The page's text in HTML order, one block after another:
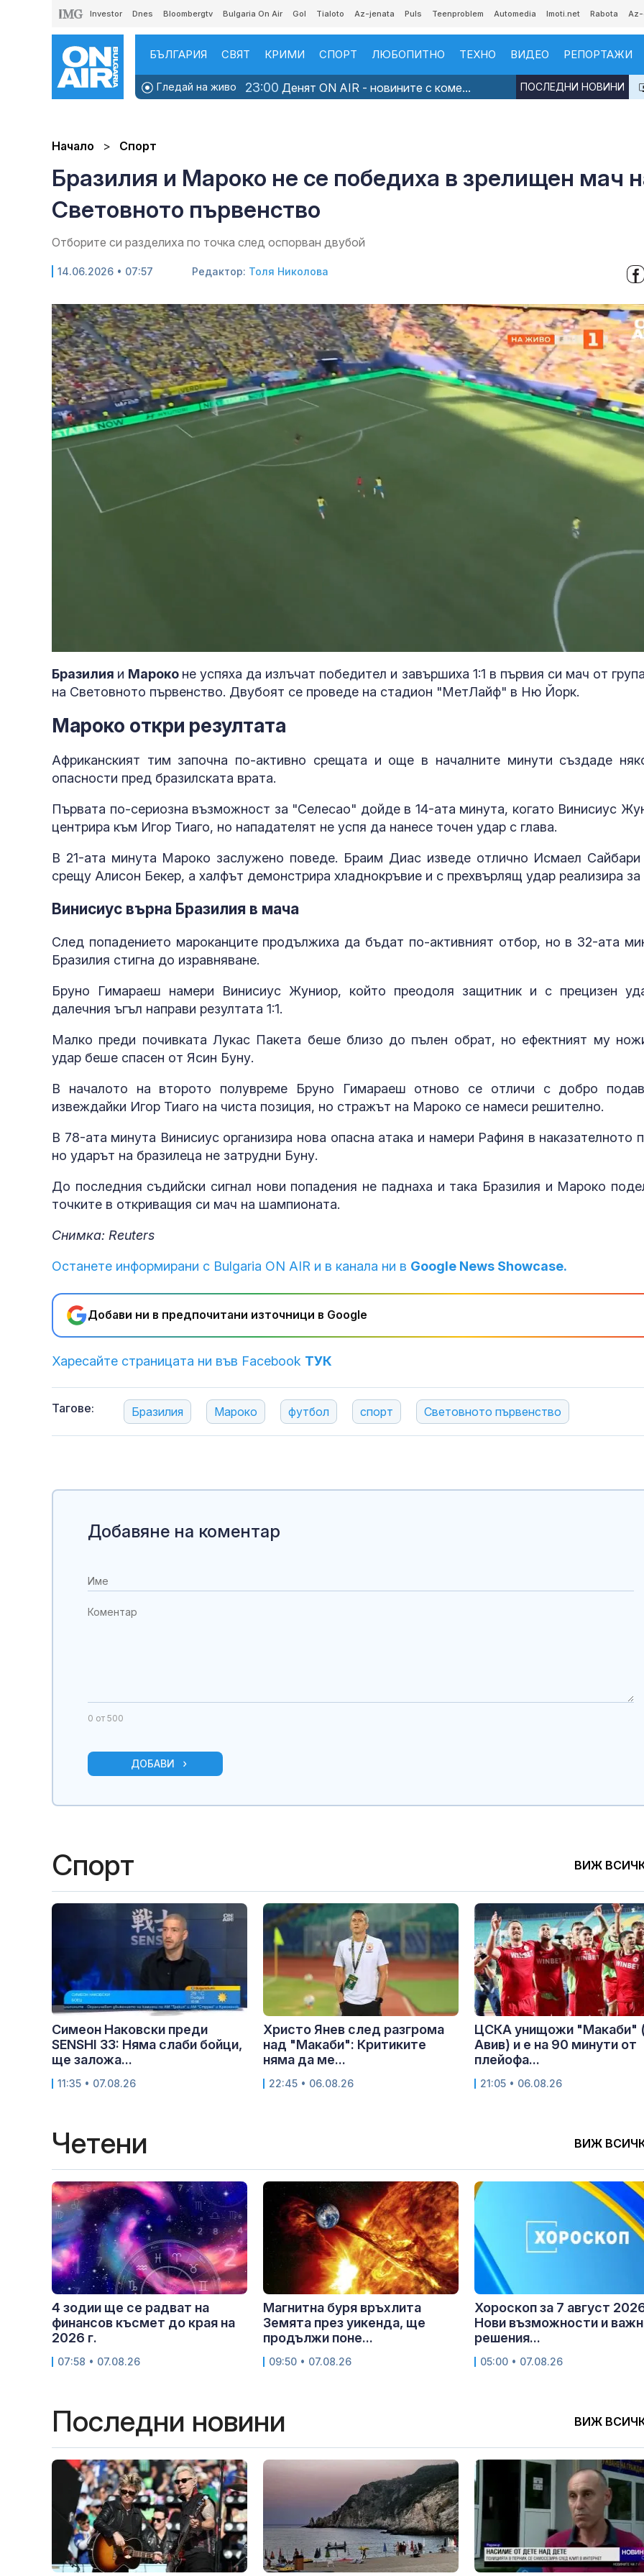
Investor Dnes Bloombergtv Bulgaria On Air Gol Tialoto Az-jenata Puls Teenproblem Automedia Imoti.net Rabota
БЪЛГАРИЯ СВЯТ КРИМИ СПОРТ ЛЮБОПИТНО ТЕХНО ВИДЕО РЕПОРТАЖИ
Гледай на живо 23:00 Денят ON AIR - новините с коме... ПОСЛЕДНИ НОВИНИ
Начало Спорт
Бразилия и Мароко не се победиха в зрелищен мач
Световното първенство
Отборите си разделиха по точка след оспорван двубой
14.06.2026 • 07:57 Редактор: Толя Николова
Бразилия и Мароко не успяха да излъчат победител и завършиха 1:1 в първия си мач от
на Световното първенство. Двубоят се проведе на стадион "МетЛайф" в Ню Йорк.
Мароко откри резултата
Африканският тим започна по-активно срещата и още в началните минути създаде
опасности пред бразилската врата.
Първата по-сериозна възможност за "Селесао" дойде в 14-ата минута, когато Винисиус
центрира към Игор Тиаго, но нападателят не успя да нанесе точен удар с глава.
В 21-ата минута Мароко заслужено поведе. Браим Диас изведе отлично Исмаел
срещу Алисон Бекер, а халфът демонстрира хладнокръвие и с прехвърлящ удар реализира за
Винисиус върна Бразилия в мача
След попадението мароканците продължиха да бъдат по-активният отбор, но в 32-ата
Бразилия стигна до изравняване.
Бруно Гимараеш намери Винисиус Жуниор, който преодоля защитник и с прецизен
далечния ъгъл направи резултата 1:1.
Малко преди почивката Лукас Пакета беше близо до пълен обрат, но ефектният му
удар беше спасен от Ясин Буну.
В началото на второто полувреме Бруно Гимараеш отново се отличи с добро
извеждайки Игор Тиаго на чиста позиция, но стражът на Мароко се намеси решително.
В 78-ата минута Винисиус организира нова опасна атака и намери Рафиня в наказателното
но ударът на бразилеца не затрудни Буну.
До последния съдийски сигнал нови попадения не паднаха и така Бразилия и Мароко
точките в откриващия си мач на шампионата.
Снимка: Reuters
Останете информирани с Bulgaria ON AIR и в канала ни в Google News Showcase.
Добави ни в предпочитани източници в Google
Харесайте страницата ни във Facebook ТУК
Тагове: Бразилия Мароко футбол спорт Световното първенство
Локомотив Пловдив с
2:0
е подкопаване на
Топлес лято за Хайди
Бейдайхе?
кърмачета:
трябва да
Почти
шест месеца
на
Добавяне на коментар
0 от 500
ДОБАВИ
Спорт ВИЖ
Симеон Наковски преди
SENSHI 33: Няма слаби бойци,
ще заложа...
11:35 • 07.08.26
Христо Янев след разгрома
над "Макаби": Критиките
няма да ме...
22:45 • 06.08.26
ЦСКА унищожи "Макаби"
Авив) и е на 90 минути от
плейофа...
21:05 • 06.08.26
Четени ВИЖ
4 зодии ще се радват на
финансов късмет до края на
2026 г.
07:58 • 07.08.26
Магнитна буря връхлита
Земята през уикенда, ще
продължи поне...
09:50 • 07.08.26
Хороскоп за 7 август
Нови възможности и
решения...
05:00 • 07.08.26
Последни новини ВИЖ